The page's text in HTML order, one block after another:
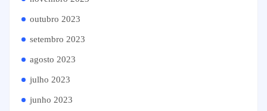
outubro 2023
setembro 2023
agosto 2023
julho 2023
junho 2023